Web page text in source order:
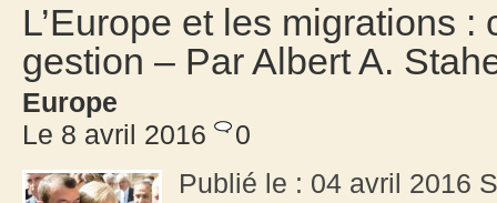
L’Europe et les migrations
gestion – Par Albert A.
Europe
Le 8 avril 2016
0
Publié le : 04 avril 2016